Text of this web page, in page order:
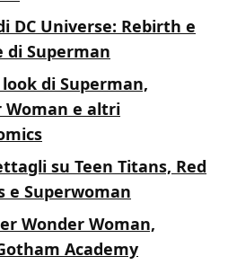
DC Universe: Rebirth e
di Superman
di Superman,
Woman e altri
su Teen Titans, Red
e Superwoman
Wonder Woman,
Academy